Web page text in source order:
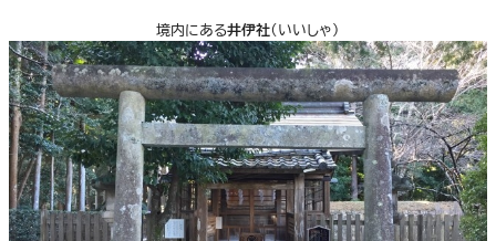
境内にある井伊社（いいしゃ）